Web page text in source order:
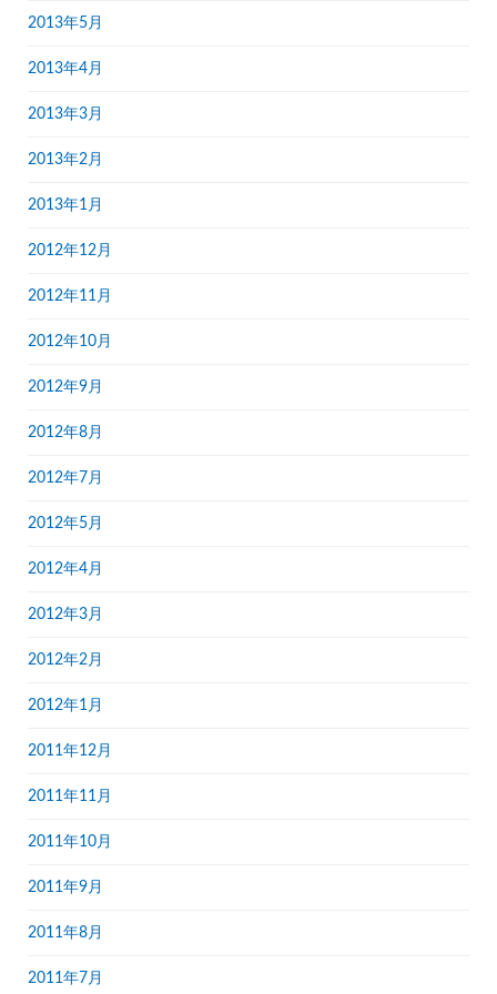
2013年5月
2013年4月
2013年3月
2013年2月
2013年1月
2012年12月
2012年11月
2012年10月
2012年9月
2012年8月
2012年7月
2012年5月
2012年4月
2012年3月
2012年2月
2012年1月
2011年12月
2011年11月
2011年10月
2011年9月
2011年8月
2011年7月